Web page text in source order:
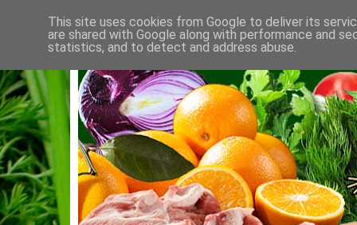
This site uses cookies from Google to deliver its
are shared with Google along with performance and
statistics, and to detect and address abuse.